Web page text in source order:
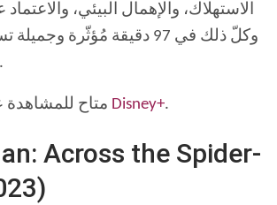
الاستهلاك، والإهمال البيئي، والاعتماد
وكلّ ذلك في 97 دقيقة مُؤثّرة
مرّة أخرى اليوم.
Disney+.
Across the Spider-